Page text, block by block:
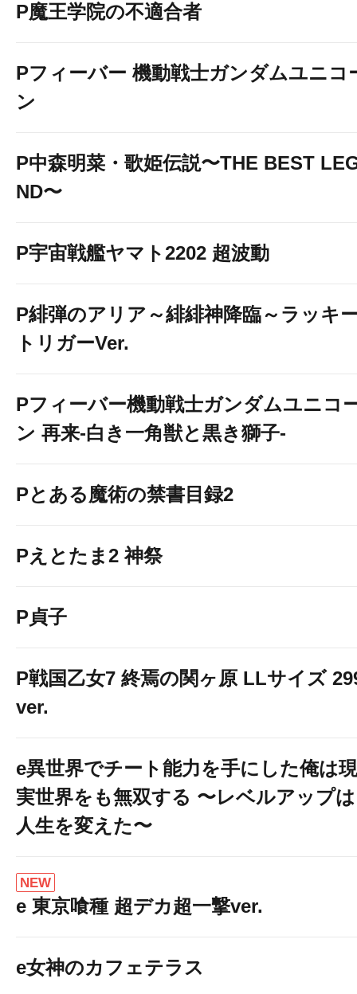
P魔王学院の不適合者
Pフィーバー 機動戦士ガンダムユニコ
ン
P中森明菜・歌姫伝説〜THE BEST
ND〜
P宇宙戦艦ヤマト2202 超波動
P緋弾のアリア～緋緋神降臨～ラッキ
トリガーVer.
Pフィーバー機動戦士ガンダムユニコ
ン 再来-白き一角獣と黒き獅子-
Pとある魔術の禁書目録2
Pえとたま2 神祭
P貞子
P戦国乙女7 終焉の関ヶ原 LLサイズ
ver.
e異世界でチート能力を手にした俺は現
実世界をも無双する 〜レベルアップは
人生を変えた〜
NEW
e 東京喰種 超デカ超一撃ver.
e女神のカフェテラス